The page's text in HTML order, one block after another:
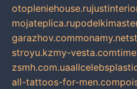
otopleniehouse.ru
mojateplica.ru
garazhov.commonamy.net
stroyu.kzmy-vesta.com
zsmh.com.ua
all-tattoos-for-men.com